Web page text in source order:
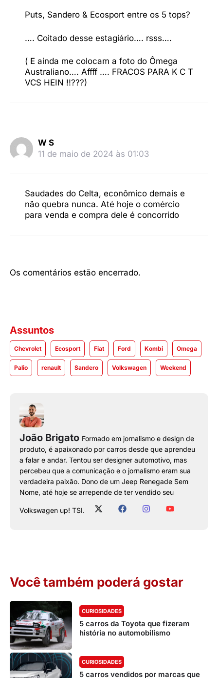
Puts, Sandero & Ecosport entre os 5 tops?
…. Coitado desse estagiário…. rsss….
( E ainda me colocam a foto do Ômega
Australiano…. Affff …. FRACOS PARA K C T
VCS HEIN !!???)
W S
11 de maio de 2024 às 01:03
Saudades do Celta, econômico demais e
não quebra nunca. Até hoje o comércio
para venda e compra dele é concorrido
Os comentários estão encerrado.
Assuntos
Chevrolet Ecosport Fiat Ford Kombi Omega
Palio renault Sandero Volkswagen Weekend
João Brigato Formado em jornalismo e design de
produto, é apaixonado por carros desde que aprendeu
a falar e andar. Tentou ser designer automotivo, mas
percebeu que a comunicação e o jornalismo eram sua
verdadeira paixão. Dono de um Jeep Renegade Sem
Nome, até hoje se arrepende de ter vendido seu
Volkswagen up! TSI.
Você também poderá gostar
CURIOSIDADES
5 carros da Toyota que fizeram
história no automobilismo
CURIOSIDADES
5 carros vendidos por marcas que